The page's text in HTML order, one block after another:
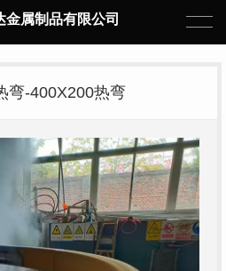
金属制品有限公司
弯-400X200热弯